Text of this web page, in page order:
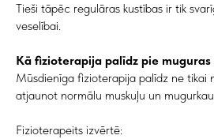
Tieši tāpēc regulāras kustības ir tik
veselībai.
Kā fizioterapija palīdz pie muguras
Mūsdienīga fizioterapija palīdz ne tikai
atjaunot normālu muskuļu un
Fizioterapeits izvērtē: